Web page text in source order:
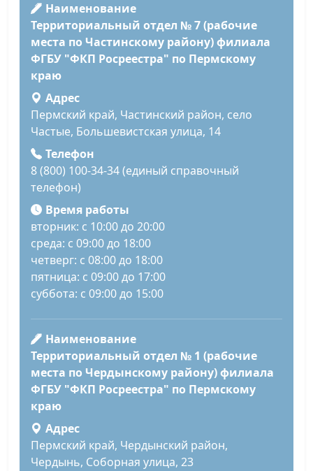
Наименование
Территориальный отдел № 7 (рабочие
места по Частинскому району) филиала
ФГБУ "ФКП Росреестра" по Пермскому
краю
Адрес
Пермский край, Частинский район, село
Частые, Большевистская улица, 14
Телефон
8 (800) 100-34-34 (единый справочный
телефон)
Время работы
вторник: с 10:00 до 20:00
среда: с 09:00 до 18:00
четверг: с 08:00 до 18:00
пятница: с 09:00 до 17:00
суббота: с 09:00 до 15:00
Наименование
Территориальный отдел № 1 (рабочие
места по Чердынскому району) филиала
ФГБУ "ФКП Росреестра" по Пермскому
краю
Адрес
Пермский край, Чердынский район,
Чердынь, Соборная улица, 23